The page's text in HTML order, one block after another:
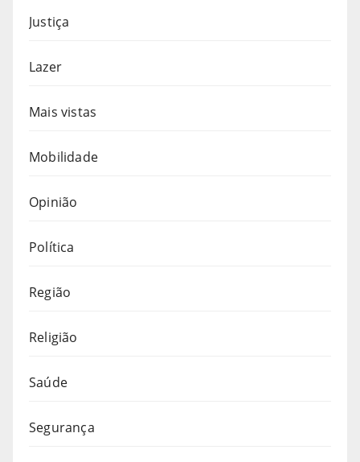
Justiça
Lazer
Mais vistas
Mobilidade
Opinião
Política
Região
Religião
Saúde
Segurança